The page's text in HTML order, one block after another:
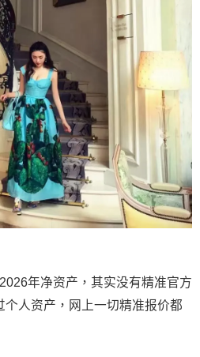
年净资产，其实没有精准官方
人资产，网上一切精准报价都